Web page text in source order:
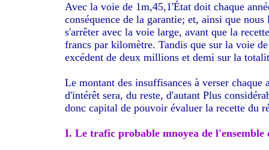
Avec la voie de 1m,45,1'État doit chaque
conséquence de la garantie; et, ainsi que
s'arrêter avec la voie large, avant que la
francs par kilomètre. Tandis que sur la voie
excédent de deux millions et demi sur la
Le montant des insuffisances à verser chaque
d'intérêt sera, du reste, d'autant Plus
donc capital de pouvoir évaluer la recette du
I. Le trafic probable mnoyea de l'ensemble